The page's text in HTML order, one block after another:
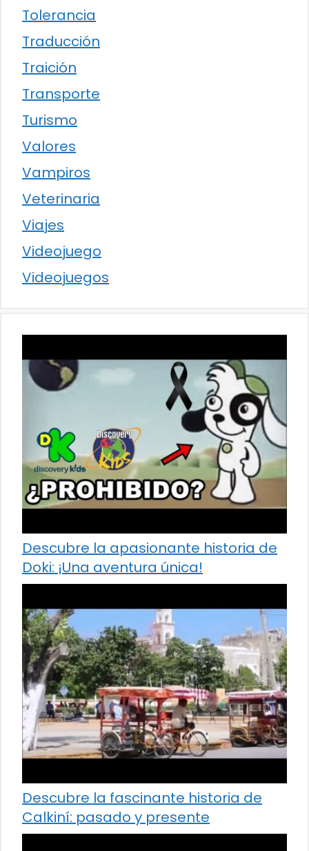
Tolerancia
Traducción
Traición
Transporte
Turismo
Valores
Vampiros
Veterinaria
Viajes
Videojuego
Videojuegos
Descubre la apasionante historia de
Doki: ¡Una aventura única!
Descubre la fascinante historia de
Calkiní: pasado y presente